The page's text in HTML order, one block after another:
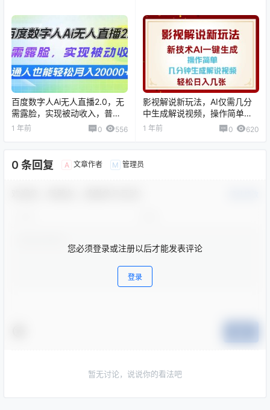
百度数字人Ai无人直播2.0，无
需露脸，实现被动收入，普通
人也能轻松月...
1 年前 0 556
影视解说新玩法，AI仅需几分
中生成解说视频，操作简单，
日入几张
1 年前 0 620
0 条回复 A 文章作者 M 管理员
您必须登录或注册以后才能发表评论
登录
暂无讨论，说说你的看法吧